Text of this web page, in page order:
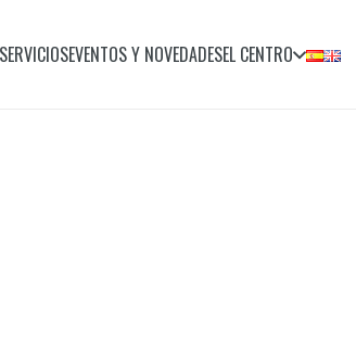
SERVICIOSEVENTOS Y NOVEDADESEL CENTRO